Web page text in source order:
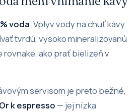
voda. Vplyv vody na chuť kávy
tvrdú, vysoko mineralizovanú
rovnaké, ako prať bielizeň v
servisom je preto bežné,
k espresso — jej nízka